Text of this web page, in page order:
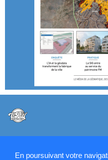
En poursuivant votre